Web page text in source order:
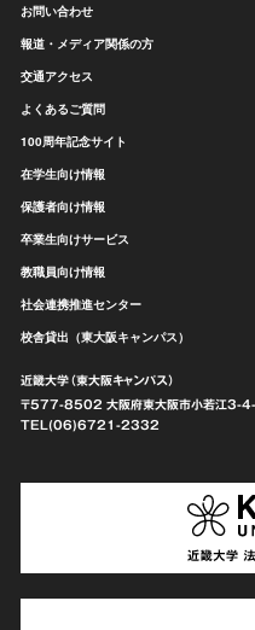
お問い合わせ
報道・メディア関係の方
交通アクセス
よくあるご質問
100周年記念サイト
在学生向け情報
保護者向け情報
卒業生向けサービス
教職員向け情報
社会連携推進センター
校舎貸出（東大阪キャンパス）
近畿大学（東大阪キャンパス）
〒577-8502 大阪府東大阪市小若江3-
TEL(06)6721-2332